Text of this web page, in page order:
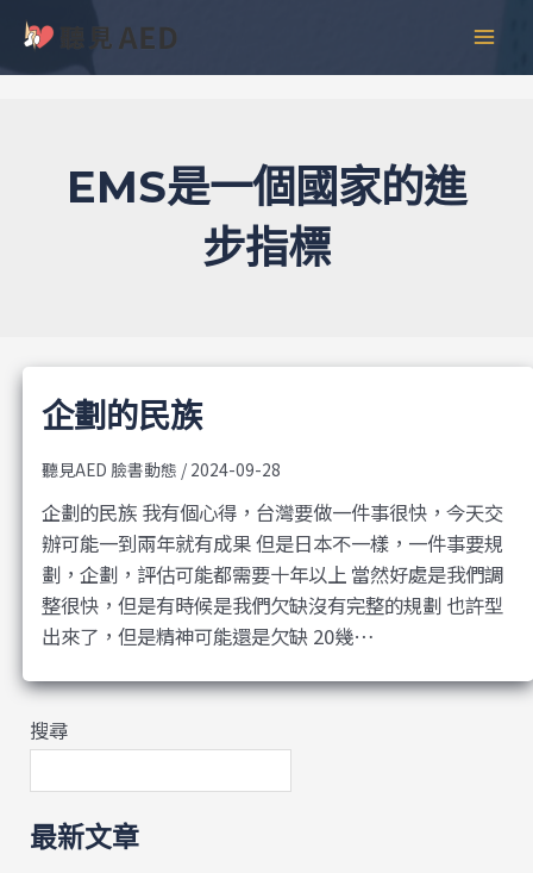
主
EMS是一個國家的進
步指標
企劃的民族
聽見AED 臉書動態 / 2024-09-28
企劃的民族 我有個心得，台灣要做一件事很快，今天交
辦可能一到兩年就有成果 但是日本不一樣，一件事要規
劃，企劃，評估可能都需要十年以上 當然好處是我們調
整很快，但是有時候是我們欠缺沒有完整的規劃 也許型
出來了，但是精神可能還是欠缺 20幾…
搜尋
最新文章
彙
整